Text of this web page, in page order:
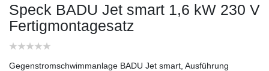
Speck BADU Jet smart 1,6 kW 230 V
Fertigmontagesatz
Gegenstromschwimmanlage BADU Jet smart, Ausführung